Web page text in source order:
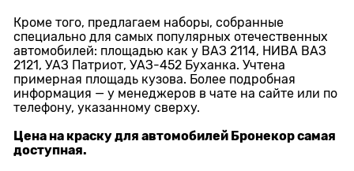
Кроме того, предлагаем наборы, собранные
специально для самых популярных отечественных
автомобилей: площадью как у ВАЗ 2114, НИВА ВАЗ
2121, УАЗ Патриот, УАЗ-452 Буханка. Учтена
примерная площадь кузова. Более подробная
информация — у менеджеров в чате на сайте или по
телефону, указанному сверху.
Цена на краску для автомобилей Бронекор самая
доступная.